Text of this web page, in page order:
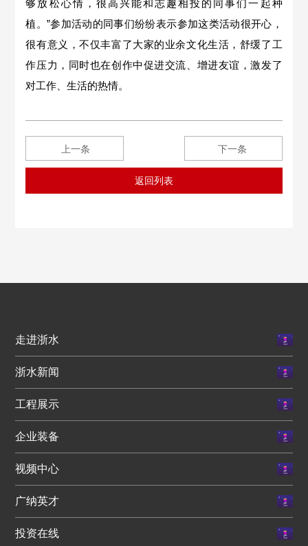
够放松心情，很高兴能和志趣相投的同事们一起种
植。”参加活动的同事们纷纷表示参加这类活动很开心，
很有意义，不仅丰富了大家的业余文化生活，舒缓了工
作压力，同时也在创作中促进交流、增进友谊，激发了
对工作、生活的热情。
上一条 下一条
返回列表
走进浙水
浙水新闻
工程展示
企业装备
视频中心
广纳英才
投资在线